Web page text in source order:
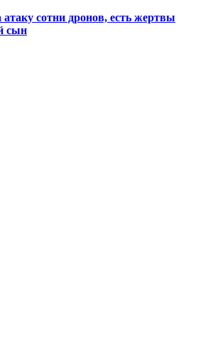
сотни дронов, есть жертвы
сын